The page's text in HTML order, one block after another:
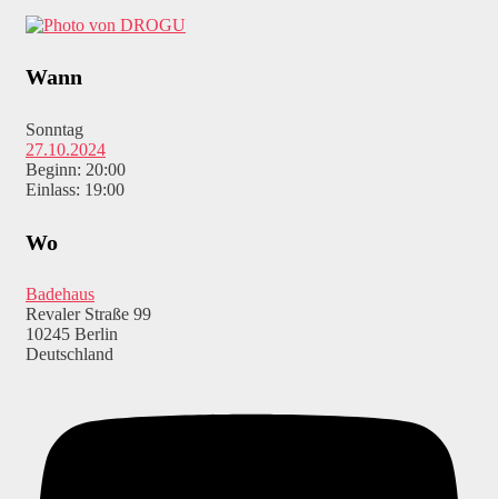
Wann
Sonntag
27.10.2024
Beginn: 20:00
Einlass: 19:00
Wo
Badehaus
Revaler Straße 99
10245 Berlin
Deutschland